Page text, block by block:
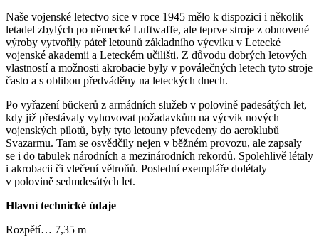
Naše vojenské letectvo sice v roce 1945 mělo k dispozici i několik
letadel zbylých po německé Luftwaffe, ale teprve stroje z obnovené
výroby vytvořily páteř letounů základního výcviku v Letecké
vojenské akademii a Leteckém učilišti. Z důvodu dobrých letových
vlastností a možnosti akrobacie byly v poválečných letech tyto stroje
často a s oblibou předváděny na leteckých dnech.
Po vyřazení bückerů z armádních služeb v polovině padesátých let,
kdy již přestávaly vyhovovat požadavkům na výcvik nových
vojenských pilotů, byly tyto letouny převedeny do aeroklubů
Svazarmu. Tam se osvědčily nejen v běžném provozu, ale zapsaly
se i do tabulek národních a mezinárodních rekordů. Spolehlivě létaly
i akrobacii či vlečení větroňů. Poslední exempláře dolétaly
v polovině sedmdesátých let.
Hlavní technické údaje
Rozpětí… 7,35 m